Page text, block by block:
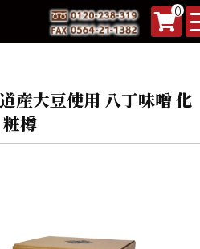
0
産大豆使用 八丁味噌 化
粧樽